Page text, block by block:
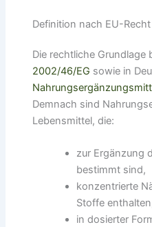
Definition nach EU-Recht
Die rechtliche Grundlage
2002/46/EG sowie in
Demnach sind
Lebensmittel, die:
zur Ergänzung
bestimmt sind,
konzentrierte
Stoffe
in dosierter